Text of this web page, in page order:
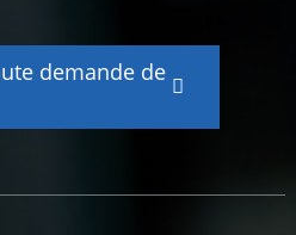
demande de